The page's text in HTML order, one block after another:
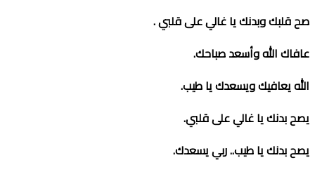
صح قلبك وبدنك يا غالي على قلبي.
عافاك الله وأسعد صباحك.
الله يعافيك ويسعدك يا طيب.
يصح بدنك يا غالي على قلبي.
يصح بدنك يا طيب..ربي يسعدك.